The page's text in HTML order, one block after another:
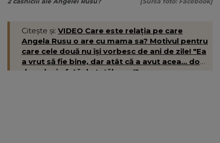
Citește și: VIDEO Care este relația pe care
Angela Rusu o are cu mama sa? Motivul pentru
care cele două nu își vorbesc de ani de zile! "Ea
a vrut să fie bine, dar atât că a avut acea... doză
de gelozie față de tatăl meu!"